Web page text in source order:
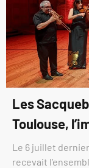
Les
Toulouse,
Le 6 juillet
recevait